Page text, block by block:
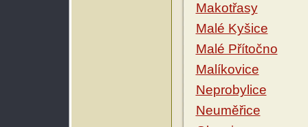
Makotřasy
Malé Kyšice
Malé Přítočno
Malíkovice
Neprobylice
Neuměřice